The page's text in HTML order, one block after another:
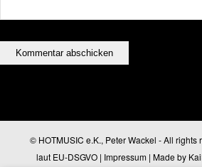
© HOTMUSIC e.K., Peter Wackel - All rights
laut EU-DSGVO | Impressum | Made by